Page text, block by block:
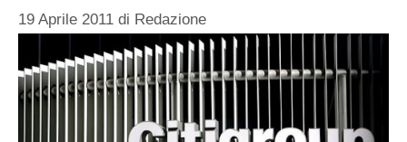
19 Aprile 2011 di Redazione